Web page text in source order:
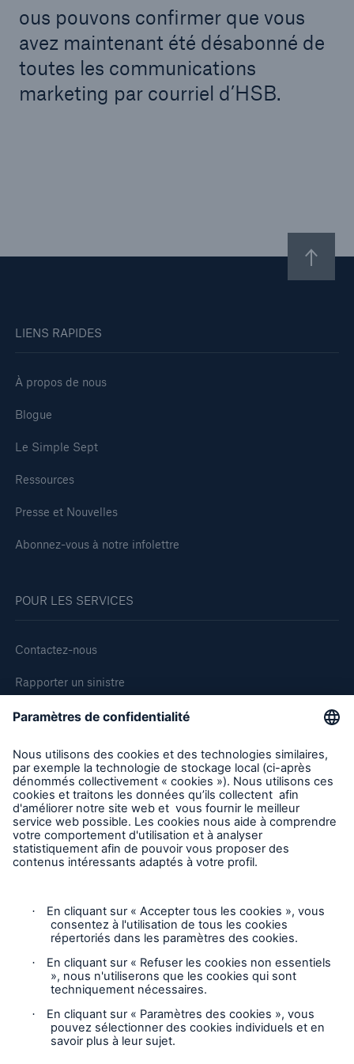
ous pouvons confirmer que vous
avez maintenant été désabonné de
toutes les communications
marketing par courriel d’HSB.
LIENS RAPIDES
À propos de nous
Blogue
Le Simple Sept
Ressources
Presse et Nouvelles
Abonnez-vous à notre infolettre
POUR LES SERVICES
Contactez-nous
Rapporter un sinistre
Demande de soumission d'assurance - Bris des équipments
Demander une inspection
Suivre HSB Canada
Vie privée
Mentions légales
Responsable des plaintes
Paramètres des cookies
Carrières
Contactez-nous